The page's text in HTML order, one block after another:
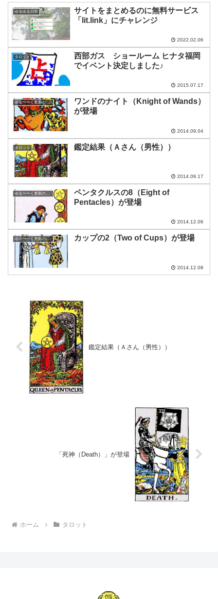
ゆるゆる日常
サイトをまとめるのに無料サービス
「lit.link」にチャレンジ
2022.02.06
タロット
西部ガス ショールーム ヒナタ福岡
でイベント決定しました♪
2015.07.17
ゆる〜〜く更新の日めくり
ワンドのナイト（Knight of Wands）
が登場
2014.09.04
タロット 鑑定結果（Ａさん（男性））
2014.09.17
ゆる〜〜く更新の日めくり
ペンタクルスの8（Eight of
Pentacles）が登場
2014.12.06
ゆる〜〜く更新の日めくり カップの2（Two of Cups）が登場
2014.12.08
鑑定結果（Ａさん（男性））
「死神（Death）」が登場
ホーム タロット